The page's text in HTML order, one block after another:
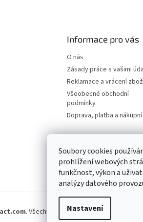
Soubory cookies
prohlížení webových
funkčnost, výkon a
analýzy datového
Nastavení
Informace pro vás
O nás
Zásady práce s vašimi
Reklamace a vrácení
Všeobecné obchodní
podmínky
Doprava, platba a
. Všechna práva vyhrazena.